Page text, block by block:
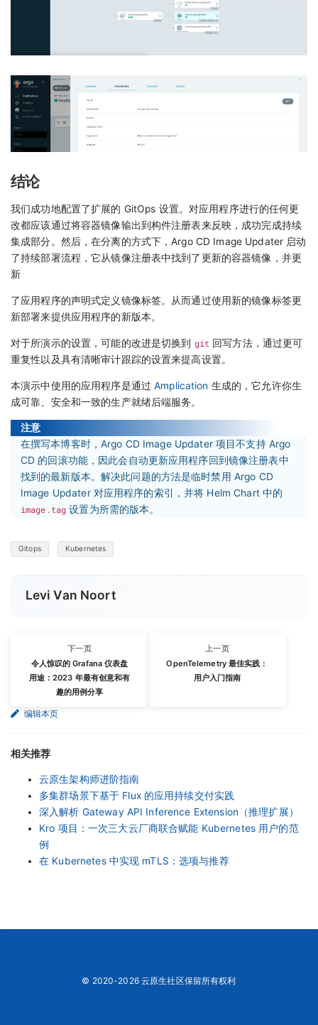
结论
我们成功地配置了扩展的 GitOps 设置。对应用程序进行的任何更
改都应该通过将容器镜像输出到构件注册表来反映，成功完成持续
集成部分。然后，在分离的方式下，Argo CD Image Updater 启动
了持续部署流程，它从镜像注册表中找到了更新的容器镜像，并更
新
了应用程序的声明式定义镜像标签。从而通过使用新的镜像标签更
新部署来提供应用程序的新版本。
对于所演示的设置，可能的改进是切换到 git 回写方法，通过更可
重复性以及具有清晰审计跟踪的设置来提高设置。
本演示中使用的应用程序是通过Amplication 生成的，它允许你生
成可靠、安全和一致的生产就绪后端服务。
注意
在撰写本博客时，Argo CD Image Updater 项目不支持 Argo
CD 的回滚功能，因此会自动更新应用程序回到镜像注册表中
找到的最新版本。解决此问题的方法是临时禁用 Argo CD
Image Updater 对应用程序的索引，并将 Helm Chart 中的
image.tag 设置为所需的版本。
Gitops Kubernetes
Levi Van Noort
下一页
令人惊叹的 Grafana 仪表盘
用途：2023 年最有创意和有
趣的用例分享
上一页
OpenTelemetry 最佳实践：
用户入门指南
编辑本页
相关推荐
云原生架构师进阶指南
多集群场景下基于 Flux 的应用持续交付实践
深入解析 Gateway API Inference Extension（推理扩展）
Kro 项目：一次三大云厂商联合赋能 Kubernetes 用户的范
例
在 Kubernetes 中实现 mTLS：选项与推荐
© 2020-2026 云原生社区保留所有权利